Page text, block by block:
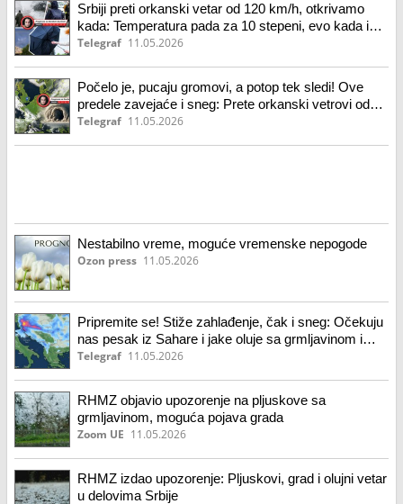
Srbiji preti orkanski vetar od 120 km/h, otkrivamo
kada: Temperatura pada za 10 stepeni, evo kada i
gde i sneg
Telegraf 11.05.2026
Počelo je, pucaju gromovi, a potop tek sledi! Ove
predele zavejaće i sneg: Prete orkanski vetrovi od
150 km/h
Telegraf 11.05.2026
Nestabilno vreme, moguće vremenske nepogode
Ozon press 11.05.2026
Pripremite se! Stiže zahlađenje, čak i sneg: Očekuju
nas pesak iz Sahare i jake oluje sa grmljavinom i
gradom
Telegraf 11.05.2026
RHMZ objavio upozorenje na pljuskove sa
grmljavinom, moguća pojava grada
Zoom UE 11.05.2026
RHMZ izdao upozorenje: Pljuskovi, grad i olujni vetar
u delovima Srbije